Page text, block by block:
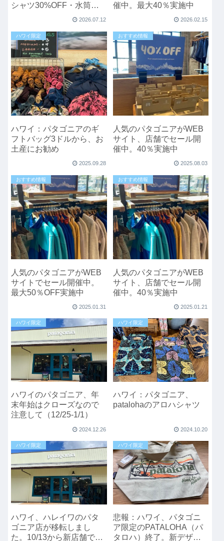
シャツ30%OFF・水筒
40%OFFなどお得なチャ
2026.07.12
催中。最大40％実施中
2026.02.15
ハワイ限定
ハワイ：パタゴニアのギ
フトバッグ3ドルから、お
土産にお勧め
2025.09.28
おすすめ情報
人気のパタゴニアがWEB
サイト、店舗でセール開
催中。40％実施中
2025.08.03
おすすめ情報
人気のパタゴニアがWEB
サイトでセール開催中。
最大50％OFF実施中
2025.01.31
おすすめ情報
人気のパタゴニアがWEB
サイト、店舗でセール開
催中。40％実施中
2025.01.21
ハワイ限定
ハワイのパタゴニア、年
末年始はクローズなので
注意して（12/25-1/1）
2024.12.26
ハワイ限定
ハワイ：パタゴニア、
patalohaのアロハシャツ
2024.10.20
ハワイ限定
ハワイ、ハレイワのパタ
ゴニア店が移転しまし
た。10/13から新店舗でオ
ハワイ限定
悲報：ハワイ、パタゴニ
ア限定のPATALOHA（パ
タロハ）終了。新デザイ